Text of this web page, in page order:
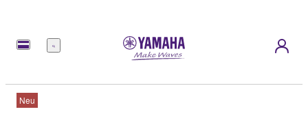
Menü
Neu